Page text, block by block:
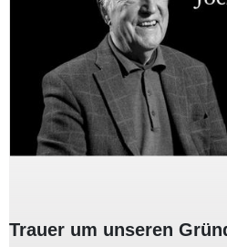
Trauer um unseren